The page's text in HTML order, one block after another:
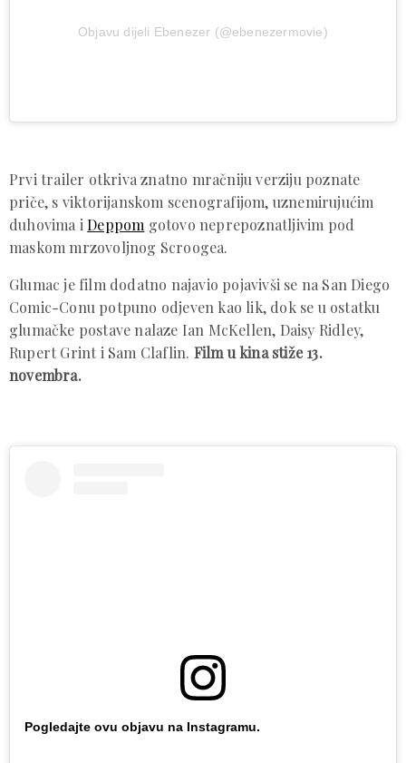
Objavu dijeli Ebenezer (@ebenezermovie)
Prvi trailer otkriva znatno mračniju verziju poznate
priče, s viktorijanskom scenografijom, uznemirujućim
duhovima iDeppom gotovo neprepoznatljivim pod
maskom mrzovoljnog Scroogea.
Glumac je film dodatno najavio pojavivši se na San Diego
Comic-Conu potpuno odjeven kao lik, dok se u ostatku
glumačke postave nalaze Ian McKellen, Daisy Ridley,
Rupert Grint i Sam Claflin. Film u kina stiže 13.
novembra.
Pogledajte ovu objavu na Instagramu.